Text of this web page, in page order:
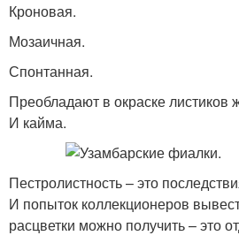
Кроновая.
Мозаичная.
Спонтанная.
Преобладают в окраске листиков
И кайма.
Пестролистность – это
И попыток коллекционеров
расцветки можно получить – это